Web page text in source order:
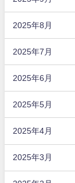
2025年8月
2025年7月
2025年6月
2025年5月
2025年4月
2025年3月